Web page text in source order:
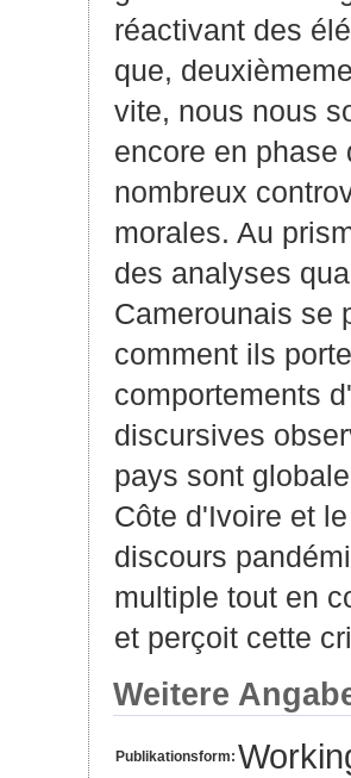
réactivant des
que,
vite, nous nous
encore en phase
nombreux
morales. Au
des analyses
Camerounais se
comment ils
comportements
discursives
pays sont
Côte d'Ivoire et
discours
multiple tout en
et perçoit cette
Weitere
Publikationsform: